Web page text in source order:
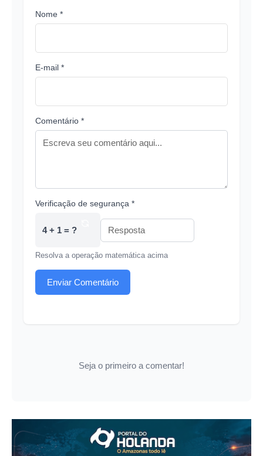
Nome *
E-mail *
Comentário *
Verificação de segurança *
4 + 1 = ?
Resolva a operação matemática acima
Enviar Comentário
Seja o primeiro a comentar!